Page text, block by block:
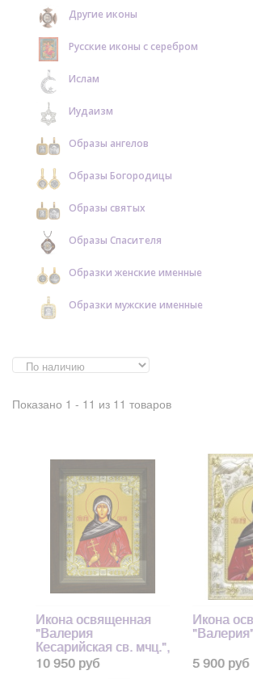
Другие иконы
Русские иконы с серебром
Ислам
Иудаизм
Образы ангелов
Образы Богородицы
Образы святых
Образы Спасителя
Образки женские именные
Образки мужские именные
Показано 1 - 11 из 11 товаров
Икона освященная
"Валерия
Кесарийская св. мчц.",
дерево, серебро 925,
18x24 см, со
10 950 руб
Икона
5 900 руб